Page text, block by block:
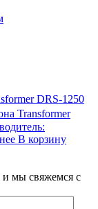
Transformer
В корзину
и мы свяжемся с